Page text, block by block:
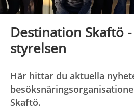
Destination Skaftö
styrelsen
Här hittar du aktuella
Skaftö.